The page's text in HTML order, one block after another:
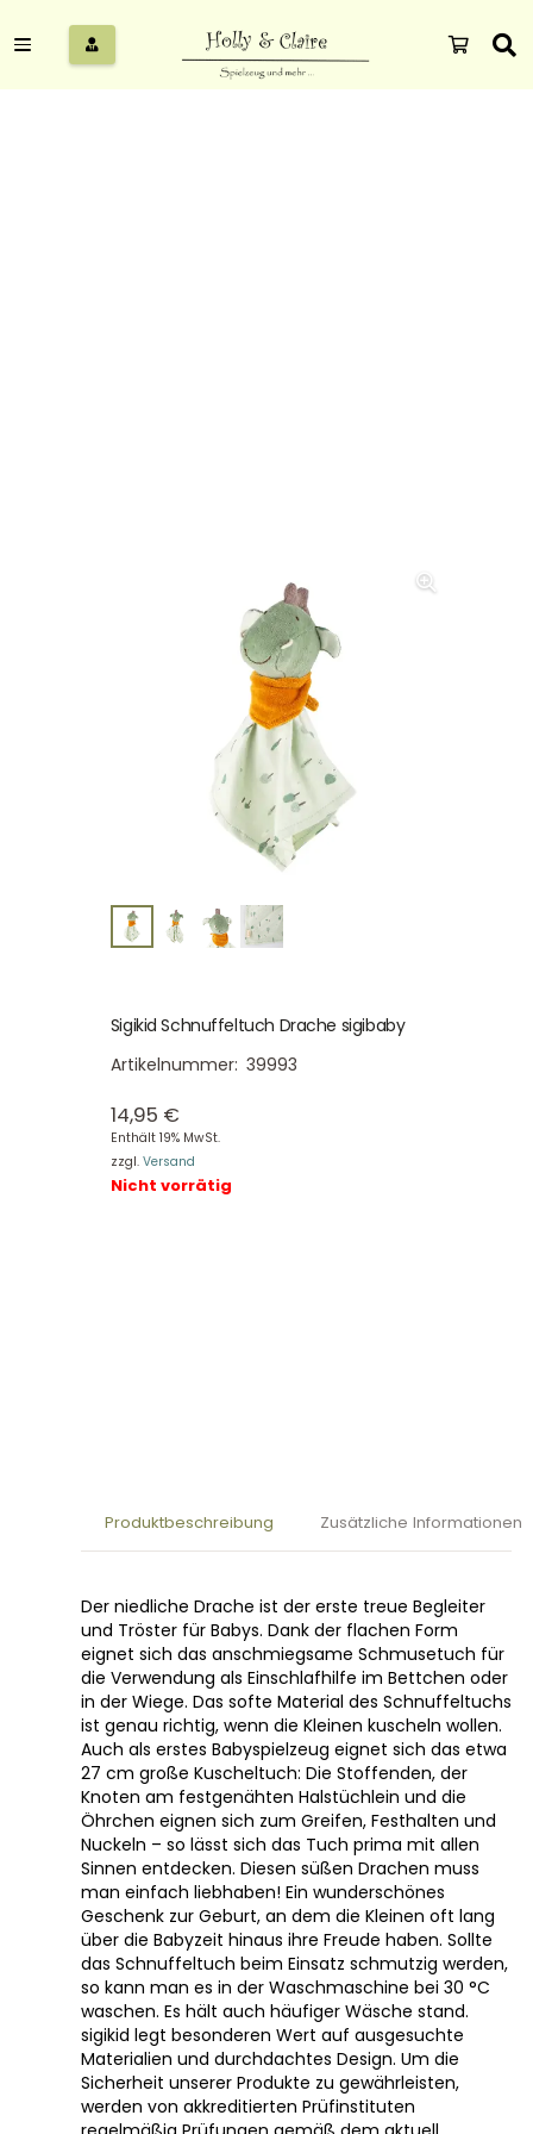
Sigikid Schnuffeltuch Drache sigibaby
Artikelnummer: 39993
14,95 €
Enthält 19% MwSt.
zzgl. Versand
Nicht vorrätig
Produktbeschreibung Zusätzliche Informationen
Der niedliche Drache ist der erste treue Begleiter
und Tröster für Babys. Dank der flachen Form
eignet sich das anschmiegsame Schmusetuch für
die Verwendung als Einschlafhilfe im Bettchen oder
in der Wiege. Das softe Material des Schnuffeltuchs
ist genau richtig, wenn die Kleinen kuscheln wollen.
Auch als erstes Babyspielzeug eignet sich das etwa
27 cm große Kuscheltuch: Die Stoffenden, der
Knoten am festgenähten Halstüchlein und die
Öhrchen eignen sich zum Greifen, Festhalten und
Nuckeln – so lässt sich das Tuch prima mit allen
Sinnen entdecken. Diesen süßen Drachen muss
man einfach liebhaben! Ein wunderschönes
Geschenk zur Geburt, an dem die Kleinen oft lang
über die Babyzeit hinaus ihre Freude haben. Sollte
das Schnuffeltuch beim Einsatz schmutzig werden,
so kann man es in der Waschmaschine bei 30 °C
waschen. Es hält auch häufiger Wäsche stand.
sigikid legt besonderen Wert auf ausgesuchte
Materialien und durchdachtes Design. Um die
Sicherheit unserer Produkte zu gewährleisten,
werden von akkreditierten Prüfinstituten